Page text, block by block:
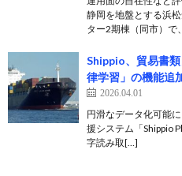
静岡を地盤とする浜
ター2期棟（同市）
Shippio、貿易書
律学習」の機能追
2026.04.01
円滑なデータ化可能
援システム「Shippio
字読み取[…]